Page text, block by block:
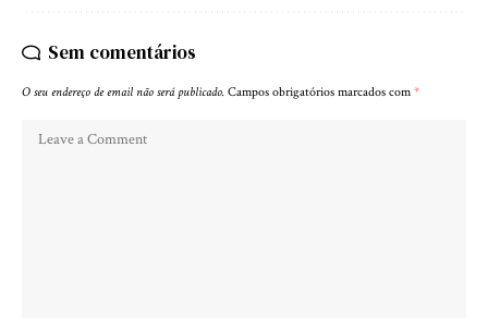
Sem comentários
O seu endereço de email não será publicado. Campos obrigatórios marcados com *